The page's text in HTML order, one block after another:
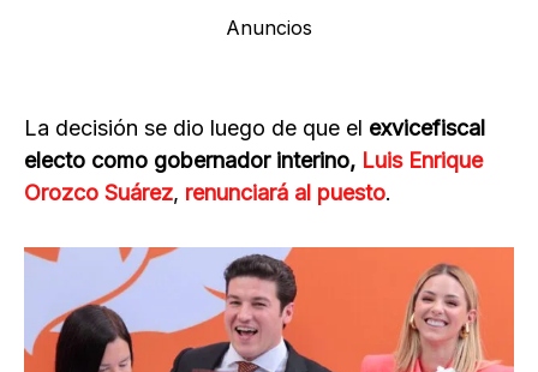
Anuncios
La decisión se dio luego de que el exvicefiscal
electo como gobernador interino, Luis Enrique
Orozco Suárez, renunciará al puesto.